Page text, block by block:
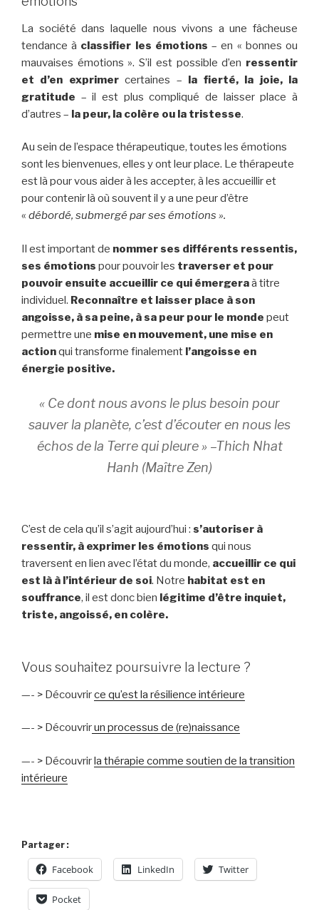
La société dans laquelle nous vivons a une fâcheuse
tendance à classifier les émotions – en « bonnes ou
mauvaises émotions ». S’il est possible d’en ressentir
et d’en exprimercertaines – la fierté, la joie, la
gratitude – il est plus compliqué de laisser place à
d’autres – la peur, la colère ou la tristesse.
Au sein de l’espace thérapeutique, toutes les émotions
sont les bienvenues, elles y ont leur place. Le thérapeute
est là pour vous aider à les accepter, à les accueillir et
pour contenir là où souvent il y a une peur d’être
« débordé, submergé par ses émotions ».
Il est important de nommer ses différents ressentis,
ses émotions pour pouvoir les traverser et pour
pouvoir ensuite accueillir ce qui émergeraà titre
individuel. Reconnaître et laisser place à son
angoisse, à sa peine, à sa peur pour le monde peut
permettre une mise en mouvement, une mise en
actionqui transforme finalement l’angoisse en
énergie positive.
« Ce dont nous avons le plus besoin pour
sauver la planète, c’est d’écouter en nous les
échos de la Terre qui pleure » –Thich Nhat
Hanh (Maître Zen)
C’est de cela qu’il s’agit aujourd’hui : s’autoriser à
ressentir, à exprimer les émotions qui nous
traversent en lien avec l’état du monde, accueillir ce qui
est là à l’intérieur de soi. Notre habitat est en
souffrance, il est donc bien légitime d’être inquiet,
triste, angoissé, en colère.
Vous souhaitez poursuivre la lecture ?
—- > Découvrirce qu’est la résilience intérieure
—- > Découvrirun processus de (re)naissance
—- > Découvrirla thérapie comme soutien de la transition
intérieure
Partager :
Facebook LinkedIn Twitter
Pocket